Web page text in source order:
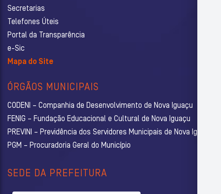
Secretarias
Telefones Úteis
Portal da Transparência
e-Sic
Mapa do Site
ÓRGÃOS MUNICIPAIS
CODENI – Companhia de Desenvolvimento de Nova Iguaçu
FENIG – Fundação Educacional e Cultural de Nova Iguaçu
PREVINI – Previdência dos Servidores Municipais de Nova Iguaçu
PGM – Procuradoria Geral do Município
SEDE DA PREFEITURA